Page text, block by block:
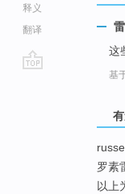
释义
翻译
这
基
罗素
以上